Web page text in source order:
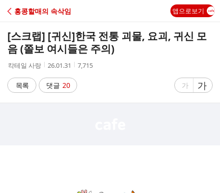
C
A
홍콩할매의 속삭임 앱으로보기
[스크랩] [귀신]한국 전통 괴물, 요괴, 귀신 모
음 (쫄보 여시들은 주의)
작
자
칵테일 사랑
작
시
간
26.01.31
조
7,715
목록 댓글 20
글
가
글
자
가